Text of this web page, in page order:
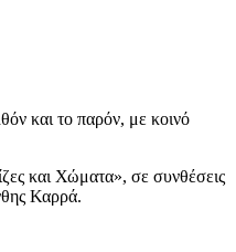
και το παρόν, με κοινό
και Χώματα», σε συνθέσεις
Καρρά.